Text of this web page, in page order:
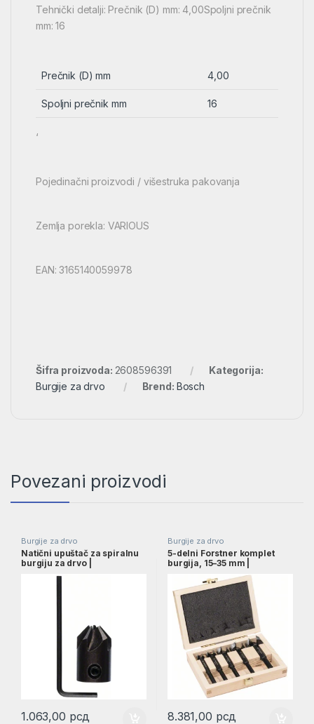
Tehnički detalji: Prečnik (D) mm: 4,00Spoljni prečnik
mm: 16
Prečnik (D) mm 4,00
Spoljni prečnik mm 16
‘
Pojedinačni proizvodi / višestruka pakovanja
Zemlja porekla: VARIOUS
EAN: 3165140059978
Šifra proizvoda: 2608596391
Kategorija:
Burgije za drvo
Brend: Bosch
Povezani proizvodi
Burgije za drvo
Natični upuštač za spiralnu
burgiju za drvo |
1.063,00 рсд
Burgije za drvo
5-delni Forstner komplet
burgija, 15–35 mm |
8.381,00 рсд